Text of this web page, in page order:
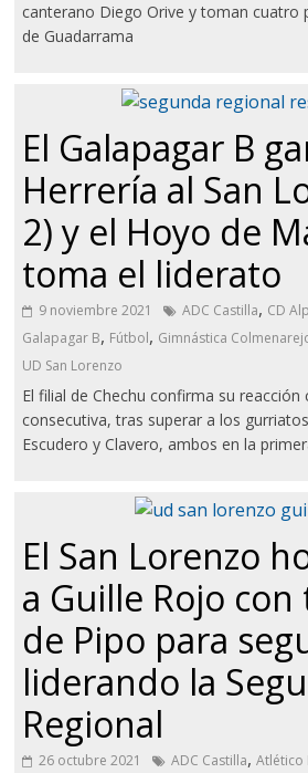
canterano Diego Orive y toman cuatro
de Guadarrama
El Galapagar B
Herrería al San
2) y el Hoyo de
toma el liderato
9 noviembre 2021 ADC Castilla, CD
Galapagar B, Fútbol, Gimnástica
UD San Lorenzo
El filial de Chechu confirma su
consecutiva, tras superar a los
Escudero y Clavero, ambos en la
El San Lorenzo
a Guille Rojo con
de Pipo para
liderando la
Regional
26 octubre 2021 ADC Castilla,Atlético